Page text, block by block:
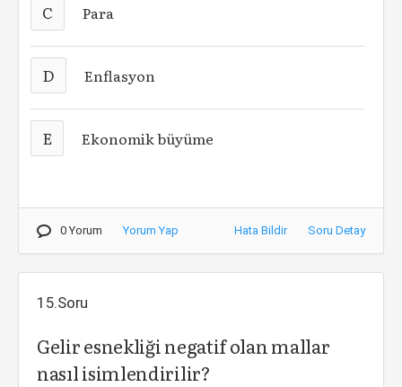
C Para
D Enflasyon
E Ekonomik büyüme
0 Yorum Yorum Yap Hata Bildir Soru Detay
15.Soru
Gelir esnekliği negatif olan mallar
nasıl isimlendirilir?